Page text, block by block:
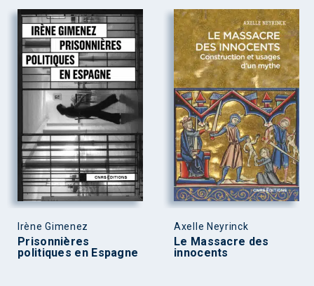
Irène Gimenez
Prisonnières
politiques en Espagne
Axelle Neyrinck
Le Massacre des
innocents